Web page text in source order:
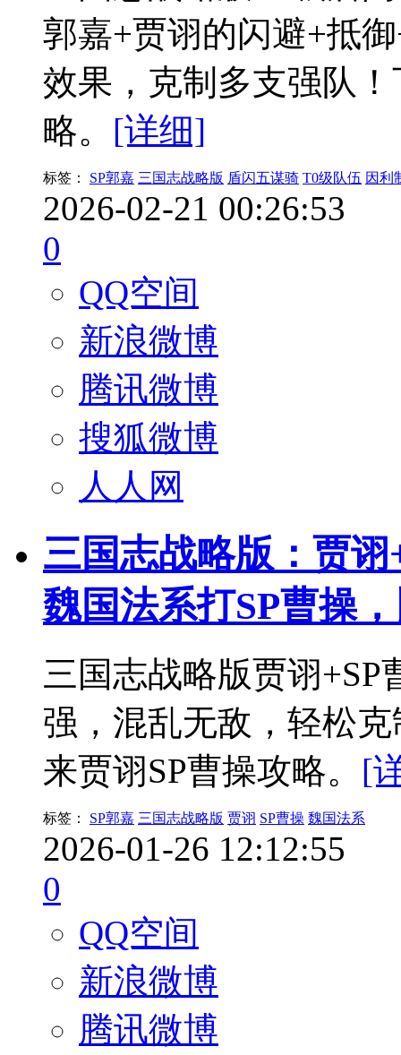
郭嘉+贾诩的闪避+抵
效果，克制多支强队
略。 [详细]
标签： SP郭嘉 三国志战略版 盾闪五谋骑 T0级队伍 因利
2026-02-21 00:26:53
0
QQ空间
新浪微博
腾讯微博
搜狐微博
人人网
三国志战略版：贾
魏国法系打SP曹操
三国志战略版贾诩
强，混乱无敌，轻松
来贾诩SP曹操攻略。 [
标签： SP郭嘉 三国志战略版 贾诩 SP曹操 魏国法系
2026-01-26 12:12:55
0
QQ空间
新浪微博
腾讯微博